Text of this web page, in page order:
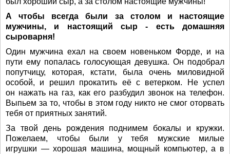
А чтобы всегда были за столом и настоящие
мужчины, и настоящий сыр - есть домашняя
сыроварня!
Один мужчина ехал на своем новеньком Форде, и на
пути ему попалась голосующая девушка. Он подобрал
попутчицу, которая, кстати, была очень миловидной
особой, и решил прокатить её с ветерком. Не успел
он нажать на газ, как его разбудил звонок на телефон.
Выпьем за то, чтобы в этом году никто не смог оторвать
тебя от приятных занятий.
За твой день рождения поднимем бокалы и кружки.
Пожелаем, чтобы были у тебя мужские милые
игрушки — хорошая машина, мощный компьютер, а в